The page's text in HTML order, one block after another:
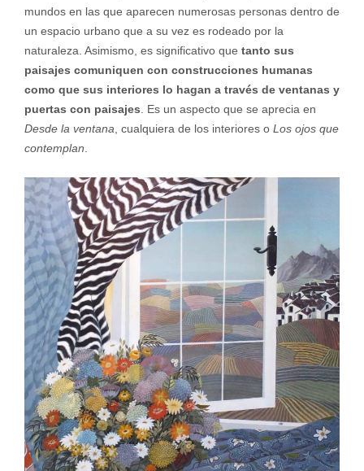
mundos en las que aparecen numerosas personas dentro de
un espacio urbano que a su vez es rodeado por la
naturaleza. Asimismo, es significativo que tanto sus
paisajes comuniquen con construcciones humanas
como que sus interiores lo hagan a través de ventanas y
puertas con paisajes . Es un aspecto que se aprecia en
Desde la ventana , cualquiera de los interiores o Los ojos que
contemplan